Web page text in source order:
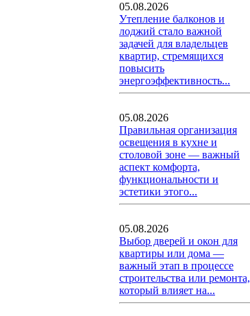
05.08.2026
Утепление балконов и
лоджий стало важной
задачей для владельцев
квартир, стремящихся
повысить
энергоэффективность...
05.08.2026
Правильная организация
освещения в кухне и
столовой зоне — важный
аспект комфорта,
функциональности и
эстетики этого...
05.08.2026
Выбор дверей и окон для
квартиры или дома —
важный этап в процессе
строительства или ремонта,
который влияет на...